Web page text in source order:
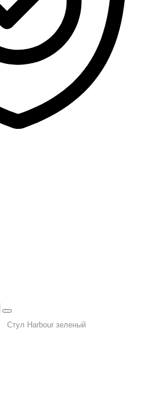
Стул Harbour зеленый